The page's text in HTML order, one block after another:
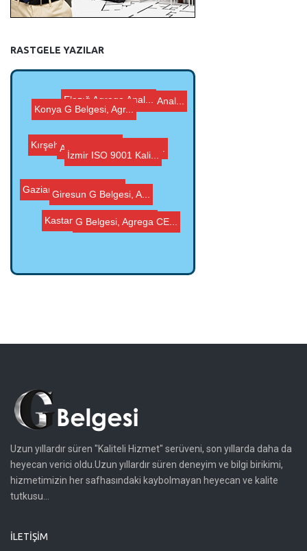
RASTGELE YAZILAR
Erzincan Agrega Anal...
Kırşehir Agrega An...
Agrega CE Teknik Dos...
Kastamonu ISO 9001 K...
Gaziantep G Belgesi,...
Konya G Belgesi, Agr...
Giresun G Belgesi, A...
Uzun yıllardır süren "Kaliteli Hizmet" serüveni, son yıllarda daha da
heyecan verici oldu.Uzun yıllardır süren deneyim ve bilgi birikimi,
hizmetimizin her safhasındaki kaybolmayan heyecan ve kalite
tutkusu...
İLETIŞIM